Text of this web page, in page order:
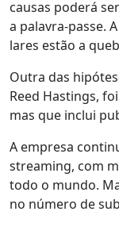
causas poderá
a palavra-passe.
lares estão a
Outra das
Reed Hastings,
mas que inclui
A empresa
streaming, com
todo o mundo.
no número de